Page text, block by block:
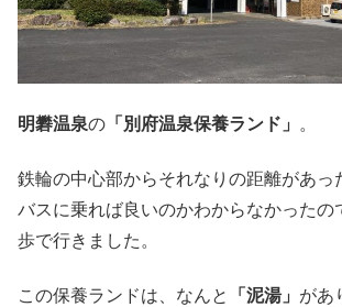
明礬温泉の 「別府温泉保養ランド」 。
鉄輪の中心部からそれなりの距離があっ
バスに乗れば良いのかわからなかったの
歩で行きました。
この保養ランドは、なんと 「泥湯」 があ